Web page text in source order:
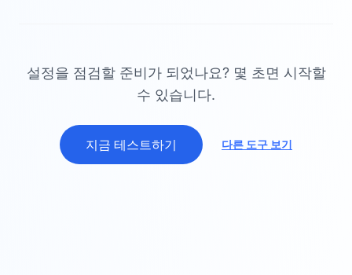
설정을 점검할 준비가 되었나요? 몇 초면 시작할
수 있습니다.
지금 테스트하기 다른 도구 보기